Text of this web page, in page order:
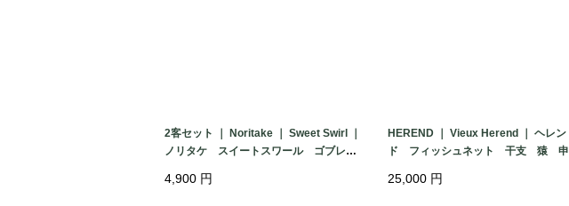
2客セット ｜ Noritake ｜ Sweet Swirl ｜
ノリタケ スイートスワール ゴブレッ
日本
4,900 円
HEREND ｜ Vieux Herend ｜ ヘレン
ド フィッシュネット 干支 猿 申
製 ハンガリー
25,000 円